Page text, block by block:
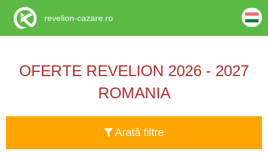
OFERTE REVELION 2026 - 2027
ROMANIA
Arată filtre
revelion-cazare.ro